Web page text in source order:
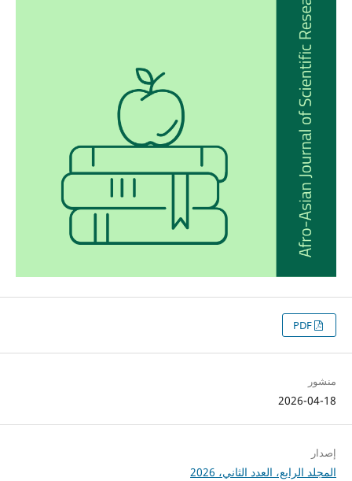
PDF
منشور
2026-04-18
إصدار
المجلد الرابع، العدد الثاني، 2026